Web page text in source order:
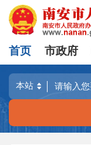
首页 市政府